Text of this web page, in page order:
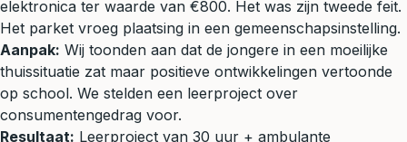
elektronica ter waarde van €800. Het was zijn tweede feit.
Het parket vroeg plaatsing in een gemeenschapsinstelling.
Aanpak: Wij toonden aan dat de jongere in een moeilijke
thuissituatie zat maar positieve ontwikkelingen vertoonde
op school. We stelden een leerproject over
consumentengedrag voor.
Resultaat: Leerproject van 30 uur + ambulante